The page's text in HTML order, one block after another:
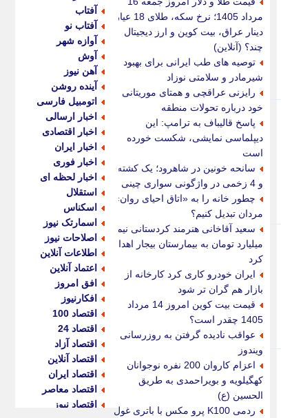
مرداد 1405؛ نرخ سکه، طلای 18 عیار،
دینار عراق، بیت کوین و ارز دیجیتال
چند؟ (آنلاین)
توصیه های طب ایرانی برای بهبود
شیرمادر و سلامتی نوزاد
رایزنی عراقچی و همتای موریتانی
خود درباره تحولات منطقه
پاسخ قالیباف به ترامپ: این
دیپلماسی نمایشی، شکست خورده
است
سانحه خونین در شاهرود؛ یک کشته
و 4 زخمی در واژگونی سواری چینی
چطور خانه را به «اتاق احیای روان»
مردان تبدیل کنیم؟
سعید آقاخانی هنرمند کردستانی نیم
میلیارد تومان به بیمارستان بیجار اهدا
کرد
ایران خودرو کاری کرد کارخانه از
بازار هم گران تر شود
قیمت بیت کوین امروز 14 مرداد
1405 چقدر است؟
عواقب نادیده گرفتن به روزرسانی
ویندوز
اعزام کاروان 200 نفره نوجوانان
کهگیلویه و بویراحمدی به طریق
الحسین (ع)
ردمی K100 پرو مکس با باتری غول
آفتاب
آفتاب نو
آوازه شهر
آوش
آهن نیوز
آینده روشن
اتومبیل فارسی
اخبار ارسالی
اخبار اقتصادی
اخبار ایران
اخبار فوری
اخبار لحظه ای
استقلال
اسکناس
اسمارتک نیوز
اصلاحات نیوز
اطلاعات آنلاین
اعتماد آنلاین
افق امروز
افکارنیوز
اقتصاد 100
اقتصاد 24
اقتصاد آزاد
اقتصاد آنلاین
اقتصاد ایران
اقتصاد معاصر
اقتصاد نیوز